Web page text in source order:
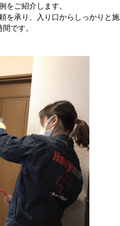
をご紹介します。
を承り、入り口からしっかりと
です。